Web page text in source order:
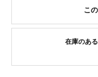
こ
在庫のあ